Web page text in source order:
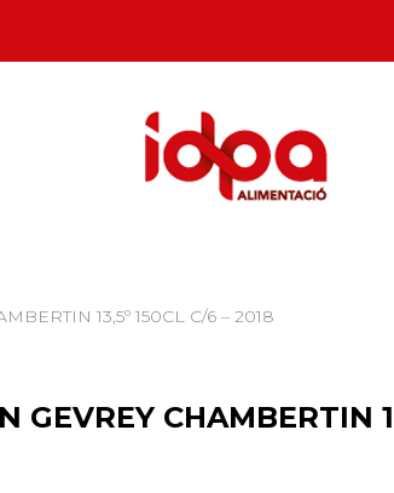
13,5º 150CL C/6 – 2018
GEVREY CHAMBERTIN